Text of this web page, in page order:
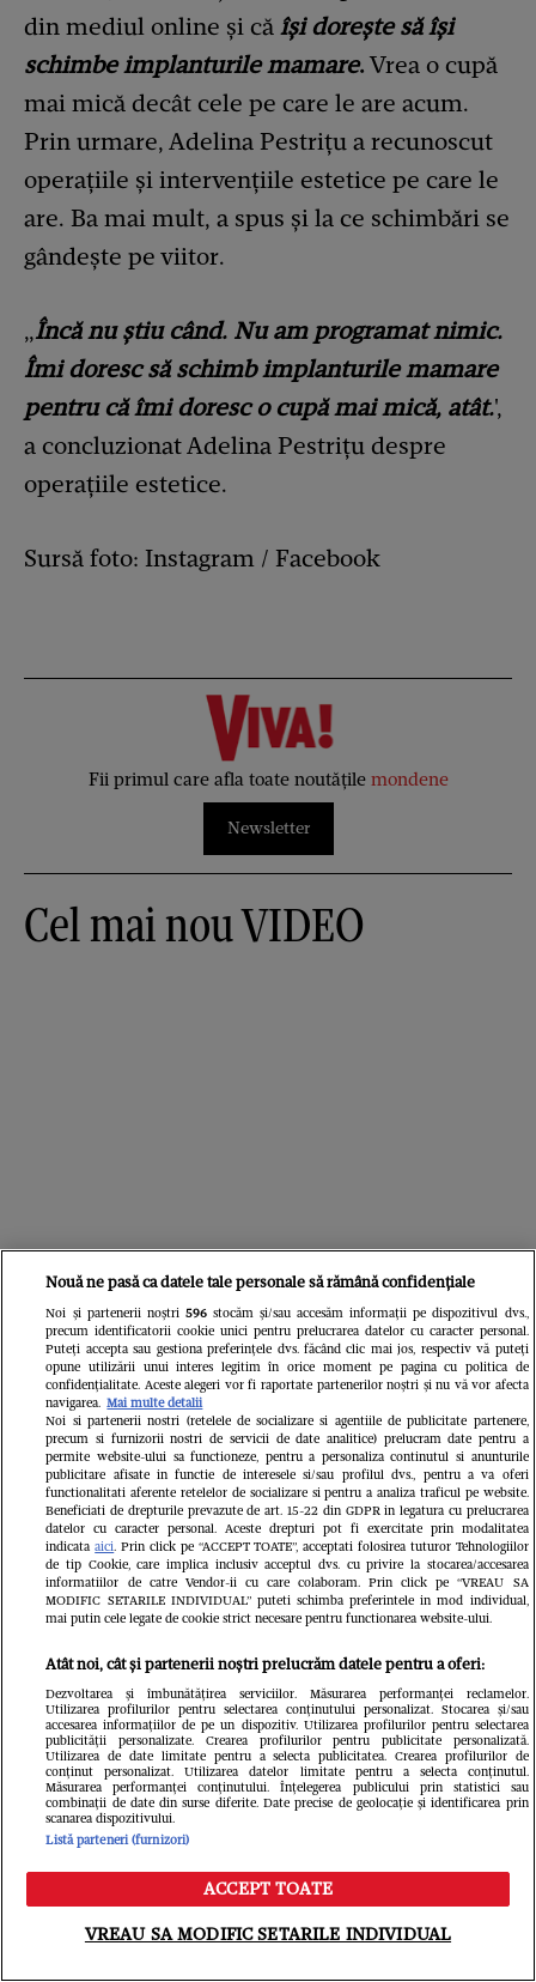
din mediul online și că își dorește să își
schimbe implanturile mamare. Vrea o cupă
mai mică decât cele pe care le are acum.
Prin urmare, Adelina Pestrițu a recunoscut
operațiile și intervențiile estetice pe care le
are. Ba mai mult, a spus și la ce schimbări se
gândește pe viitor.
„Încă nu știu când. Nu am programat nimic.
Îmi doresc să schimb implanturile mamare
pentru că îmi doresc o cupă mai mică, atât.',
a concluzionat Adelina Pestrițu despre
operațiile estetice.
Sursă foto: Instagram / Facebook
Fii primul care afla toate noutățile mondene
Newsletter
Cel mai nou VIDEO
Cele mai vândute colecții!
ELLE - ediția iulie/august 2026
Cumpără acum
Meniu Caută
Nouă ne pasă ca datele tale personale să rămână confidențiale
Noi și partenerii noștri 596stocăm și/sau accesăm informații pe dispozitivul dvs.,
precum identificatorii cookie unici pentru prelucrarea datelor cu caracter personal.
Puteți accepta sau gestiona preferințele dvs. făcând clic mai jos, respectiv vă puteți
opune utilizării unui interes legitim în orice moment pe pagina cu politica de
confidențialitate. Aceste alegeri vor fi raportate partenerilor noștri și nu vă vor afecta
navigarea. Mai multe detalii
Noi si partenerii nostri (retelele de socializare si agentiile de publicitate partenere,
precum si furnizorii nostri de servicii de date analitice) prelucram date pentru a
permite website-ului sa functioneze, pentru a personaliza continutul si anunturile
publicitare afisate in functie de interesele si/sau profilul dvs., pentru a va oferi
functionalitati aferente retelelor de socializare si pentru a analiza traficul pe website.
Beneficiati de drepturile prevazute de art. 15-22 din GDPR in legatura cu prelucrarea
datelor cu caracter personal. Aceste drepturi pot fi exercitate prin modalitatea
indicataaici. Prin click pe “ACCEPT TOATE”, acceptati folosirea tuturor Tehnologiilor
de tip Cookie, care implica inclusiv acceptul dvs. cu privire la stocarea/accesarea
informatiilor de catre Vendor-ii cu care colaboram. Prin click pe “VREAU SA
MODIFIC SETARILE INDIVIDUAL” puteti schimba preferintele in mod individual,
mai putin cele legate de cookie strict necesare pentru functionarea website-ului.
Atât noi, cât și partenerii noștri prelucrăm datele pentru a oferi:
Dezvoltarea și îmbunătățirea serviciilor. Măsurarea performanței reclamelor.
Utilizarea profilurilor pentru selectarea conținutului personalizat. Stocarea și/sau
accesarea informațiilor de pe un dispozitiv. Utilizarea profilurilor pentru selectarea
publicității personalizate. Crearea profilurilor pentru publicitate personalizată.
Utilizarea de date limitate pentru a selecta publicitatea. Crearea profilurilor de
conținut personalizat. Utilizarea datelor limitate pentru a selecta conținutul.
Măsurarea performanței conținutului. Înțelegerea publicului prin statistici sau
combinații de date din surse diferite. Date precise de geolocație și identificarea prin
scanarea dispozitivului.
Listă parteneri (furnizori)
ACCEPT TOATE
VREAU SA MODIFIC SETARILE INDIVIDUAL